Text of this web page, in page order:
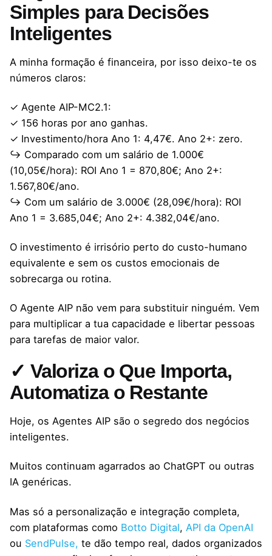
Simples para Decisões
Inteligentes
A minha formação é financeira, por isso deixo-te os
números claros:
✓ Agente AIP-MC2.1:
✓ 156 horas por ano ganhas.
✓ Investimento/hora Ano 1: 4,47€. Ano 2+: zero.
↪ Comparado com um salário de 1.000€
(10,05€/hora): ROI Ano 1 = 870,80€; Ano 2+:
1.567,80€/ano.
↪ Com um salário de 3.000€ (28,09€/hora): ROI
Ano 1 = 3.685,04€; Ano 2+: 4.382,04€/ano.
O investimento é irrisório perto do custo-humano
equivalente e sem os custos emocionais de
sobrecarga ou rotina.
O Agente AIP não vem para substituir ninguém. Vem
para multiplicar a tua capacidade e libertar pessoas
para tarefas de maior valor.
✓ Valoriza o Que Importa,
Automatiza o Restante
Hoje, os Agentes AIP são o segredo dos negócios
inteligentes.
Muitos continuam agarrados ao ChatGPT ou outras
IA genéricas.
Mas só a personalização e integração completa,
com plataformas como Botto Digital, API da OpenAI
ou SendPulse, te dão tempo real, dados organizados